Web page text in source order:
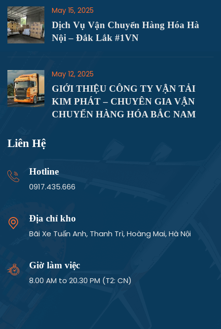
May 15, 2025
Dịch Vụ Vận Chuyển Hàng Hóa Hà
Nội – Đắk Lắk #1VN
May 12, 2025
GIỚI THIỆU CÔNG TY VẬN TẢI
KIM PHÁT – CHUYÊN GIA VẬN
CHUYỂN HÀNG HÓA BẮC NAM
Liên Hệ
Hotline
0917.435.666
Địa chỉ kho
Bãi Xe Tuấn Anh, Thanh Trì, Hoàng Mai, Hà Nội
Giờ làm việc
8.00 AM to 20.30 PM (T2: CN)